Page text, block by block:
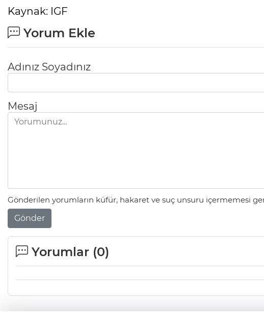
Kaynak: IGF
Yorum Ekle
Adınız Soyadınız
Mesaj
Gönderilen yorumların küfür, hakaret ve suç unsuru içermemesi
Gönder
Yorumlar (0)